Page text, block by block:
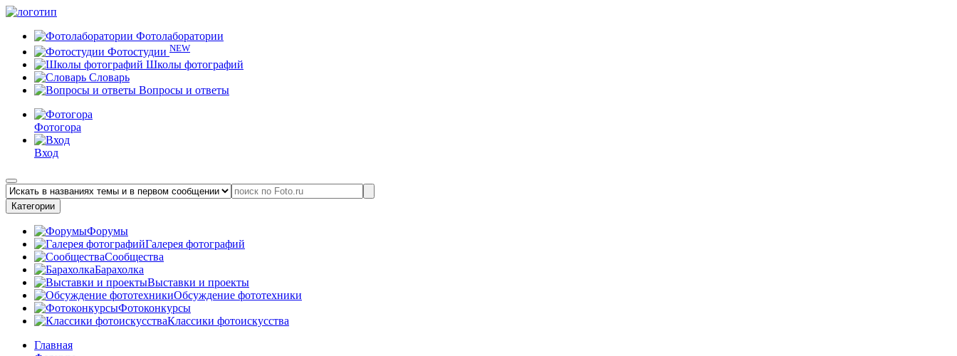
Фотолаборатории
Фотостудии NEW
Школы фотографий
Словарь
Вопросы и ответы
Фотогора
Вход
Категории
Форумы
Галерея фотографий
Сообщества
Барахолка
Выставки и проекты
Обсуждение фототехники
Фотоконкурсы
Классики фотоискусства
Главная